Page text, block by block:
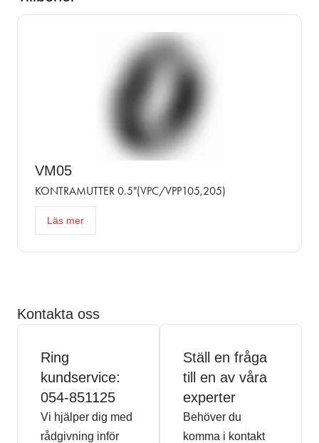
VM05
KONTRAMUTTER 0.5"(VPC/VPP105,205)
Läs mer
Kontakta oss
Ring
kundservice:
054-851125
Vi hjälper dig med
rådgivning inför
Ställ en fråga
till en av våra
experter
Behöver du
komma i kontakt